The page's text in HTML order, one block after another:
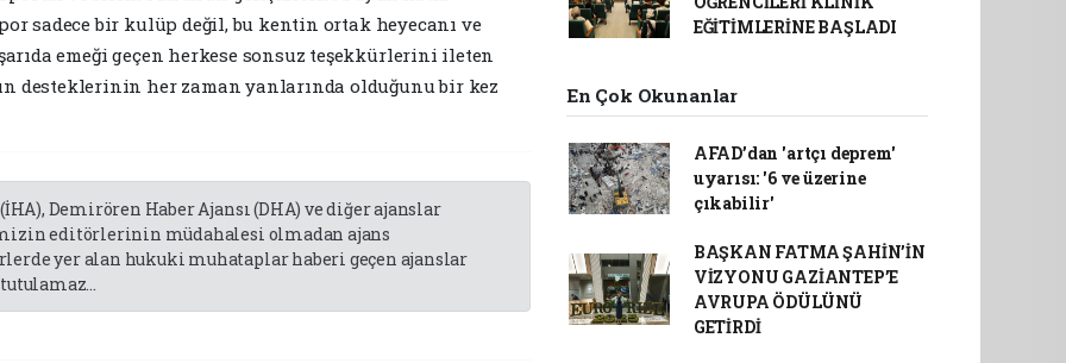
sadece bir kulüp değil, bu kentin ortak heyecanı ve
emeği geçen herkese sonsuz teşekkürlerini ileten
desteklerinin her zaman yanlarında olduğunu bir kez
Demirören Haber Ajansı (DHA) ve diğer ajanslar
editörlerinin müdahalesi olmadan ajans
yer alan hukuki muhataplar haberi geçen ajanslar
EĞİTİMLERİNE BAŞLADI
En Çok Okunanlar
AFAD’dan 'artçı deprem'
uyarısı: '6 ve üzerine
çıkabilir'
BAŞKAN FATMA ŞAHİN’İN
VİZYONU GAZİANTEP’E
AVRUPA ÖDÜLÜNÜ
GETİRDİ